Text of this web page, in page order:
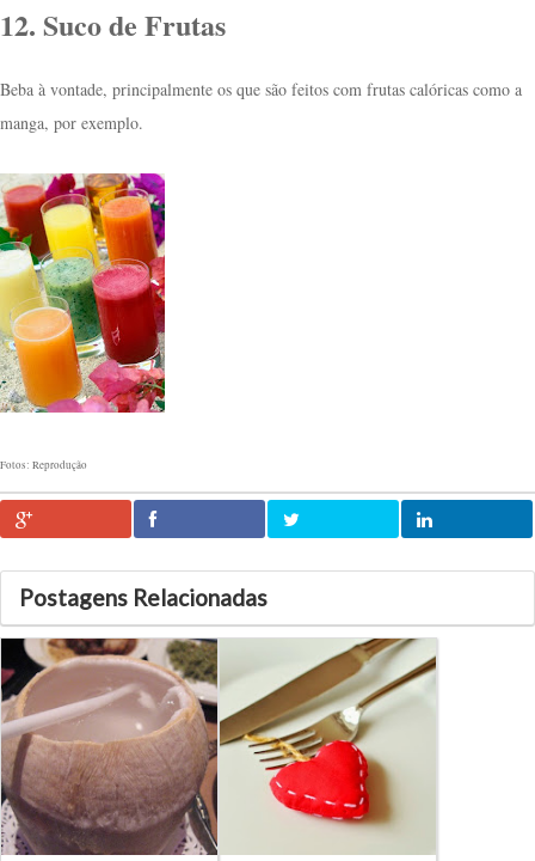
12. Suco de Frutas
Beba à vontade, principalmente os que são feitos com frutas calóricas como a
manga, por exemplo.
Fotos: Reprodução
Postagens Relacionadas